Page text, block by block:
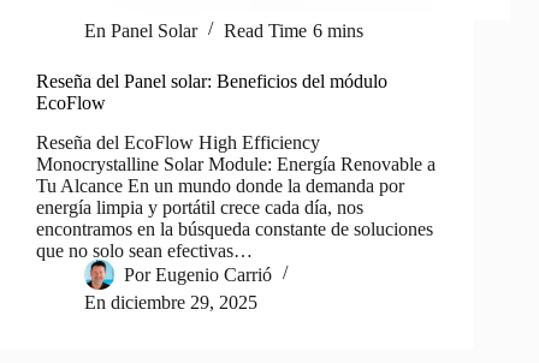
En Panel Solar Read Time 6 mins
Reseña del Panel solar: Beneficios del módulo
EcoFlow
Reseña del EcoFlow High Efficiency
Monocrystalline Solar Module: Energía Renovable a
Tu Alcance En un mundo donde la demanda por
energía limpia y portátil crece cada día, nos
encontramos en la búsqueda constante de soluciones
que no solo sean efectivas…
Por Eugenio Carrió
En diciembre 29, 2025